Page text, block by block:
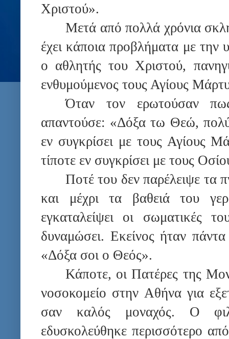
Χριστού».
Μετά από πολλά χρόνια
έχει κάποια προβλήματα με
ο αθλητής του Χριστού,
ενθυμούμενος τους Αγίους
Όταν τον ερωτούσαν
απαντούσε: «Δόξα τω Θεώ,
εν συγκρίσει με τους Αγίους
τίποτε εν συγκρίσει με τους
Ποτέ του δεν παρέλειψε τα
και μέχρι τα βαθειά του
εγκαταλείψει οι σωματικές
δυναμώσει. Εκείνος ήταν
«Δόξα σοι ο Θεός».
Κάποτε, οι Πατέρες της
νοσοκομείο στην Αθήνα για
σαν καλός μοναχός. Ο
εδυσκολεύθηκε περισσότερο